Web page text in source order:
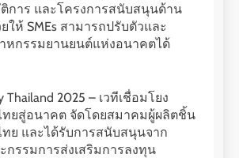
การ และโครงการสนับสนุนด้าน
ให้ SMEs สามารถปรับตัวและ
หกรรมยานยนต์แห่งอนาคตได้
Thailand 2025 – เวทีเชื่อมโยง
ทยสู่อนาคต จัดโดยสมาคมผู้ผลิตชิ้น
ย และได้รับการสนับสนุนจาก
รรมการส่งเสริมการลงทุน